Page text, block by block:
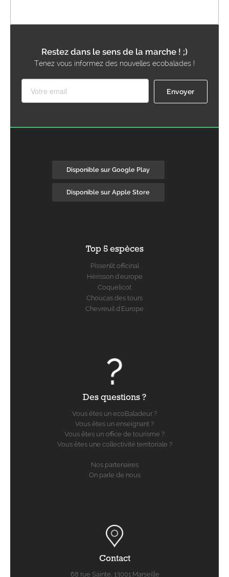
Restez dans le sens de la marche ! ;)
Tenez vous informez des nouvelles ecobalades !
Disponible sur Google Play
Disponible sur Apple Store
Top 5 espèces
Pissenlit officinal
Hérisson d'europe
Coquelicot
Choucas des tours
Chevreuil d'Europe
Des questions ?
Vous êtes un ecoBaladeur ?
Vous êtes un enseignant ?
Vous êtes un office de tourisme ?
Vous êtes une collectivité territoriale ?
Nos partenaires
On parle de nous
Contact
68 rue Sainte, 13001 Marseille